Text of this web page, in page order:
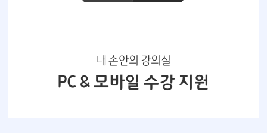
내 손안의 강의실
PC & 모바일 수강 지원